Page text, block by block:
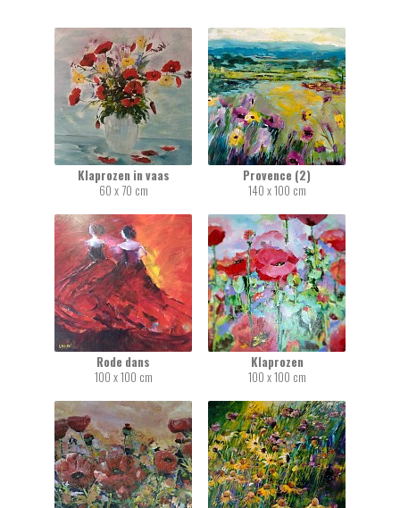
Klaprozen in vaas
60 x 70 cm
Provence (2)
140 x 100 cm
Rode dans
100 x 100 cm
Klaprozen
100 x 100 cm